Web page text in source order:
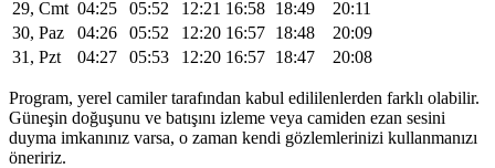
29, Cmt 04:25 05:52 12:21 16:58 18:49
20:11
30, Paz
04:26 05:52 12:20 16:57 18:48
20:09
31, Pzt
04:27 05:53 12:20 16:57 18:47 20:08
Program, yerel camiler tarafından kabul edililenlerden farklı olabilir.
Güneşin doğuşunu ve batışını izleme veya camiden ezan sesini
duyma imkanınız varsa, o zaman kendi gözlemlerinizi kullanmanızı
öneririz.